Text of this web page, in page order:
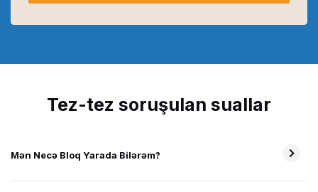
Tez-tez soruşulan suallar
Mən Necə Bloq Yarada Bilərəm?